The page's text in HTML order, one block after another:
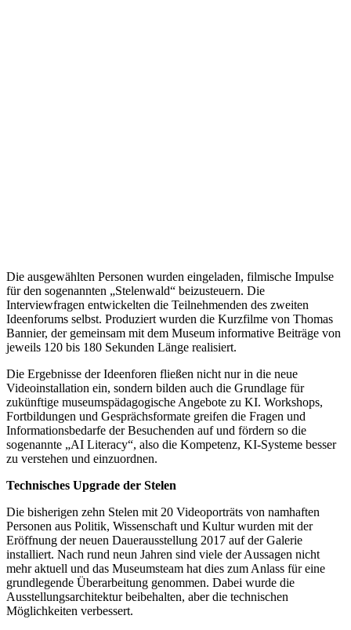
Die ausgewählten Personen wurden eingeladen, filmische Impulse
für den sogenannten „Stelenwald“ beizusteuern. Die
Interviewfragen entwickelten die Teilnehmenden des zweiten
Ideenforums selbst. Produziert wurden die Kurzfilme von Thomas
Bannier, der gemeinsam mit dem Museum informative Beiträge von
jeweils 120 bis 180 Sekunden Länge realisiert.
Die Ergebnisse der Ideenforen fließen nicht nur in die neue
Videoinstallation ein, sondern bilden auch die Grundlage für
zukünftige museumspädagogische Angebote zu KI. Workshops,
Fortbildungen und Gesprächsformate greifen die Fragen und
Informationsbedarfe der Besuchenden auf und fördern so die
sogenannte „AI Literacy“, also die Kompetenz, KI-Systeme besser
zu verstehen und einzuordnen.
Technisches Upgrade der Stelen
Die bisherigen zehn Stelen mit 20 Videoporträts von namhaften
Personen aus Politik, Wissenschaft und Kultur wurden mit der
Eröffnung der neuen Dauerausstellung 2017 auf der Galerie
installiert. Nach rund neun Jahren sind viele der Aussagen nicht
mehr aktuell und das Museumsteam hat dies zum Anlass für eine
grundlegende Überarbeitung genommen. Dabei wurde die
Ausstellungsarchitektur beibehalten, aber die technischen
Möglichkeiten verbessert.